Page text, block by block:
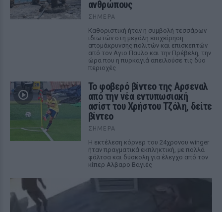
ανθρώπους
ΣΉΜΕΡΑ
Καθοριστική ήταν η συμβολή τεσσάρων
ιδιωτών στη μεγάλη επιχείρηση
απομάκρυνσης πολιτών και επισκεπτών
από τον Αγιο Παύλο και την Πρέβελη, την
ώρα που η πυρκαγιά απειλούσε τις δύο
περιοχές
Το φοβερό βίντεο της Αρσεναλ
από την νέα εντυπωσιακή
ασίστ του Χρήστου Τζόλη, δείτε
βίντεο
ΣΉΜΕΡΑ
Η εκτέλεση κόρνερ του 24χρονου winger
ήταν πραγματικά εκπληκτική, με πολλά
φάλτσα και δύσκολη για έλεγχο από τον
κίπερ Αλβαρο Βαγιές